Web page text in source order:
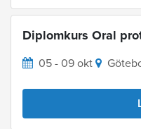
Diplomkurs Oral
05 - 09 okt